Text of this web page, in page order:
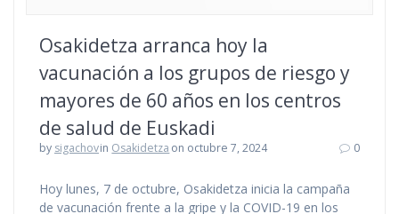
Osakidetza arranca hoy la
vacunación a los grupos de riesgo y
mayores de 60 años en los centros
de salud de Euskadi
by sigachovin Osakidetza on octubre 7, 2024 0
Hoy lunes, 7 de octubre, Osakidetza inicia la campaña
de vacunación frente a la gripe y la COVID-19 en los